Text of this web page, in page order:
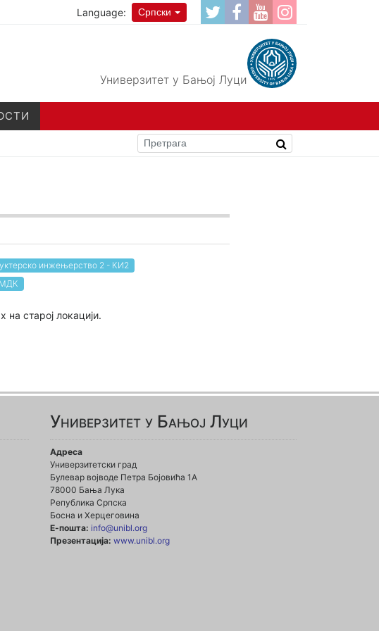
Language: Српски
Универзитет у Бањој Луци
инжењерство 2 - КИ2
МДК
старој локацији.
Универзитет у Бањој Луци
Адреса
Универзитетски град
Булевар војводе Петра Бојовића 1А
78000 Бања Лука
Република Српска
Босна и Херцеговина
Е-пошта: info@unibl.org
Презентација: www.unibl.org